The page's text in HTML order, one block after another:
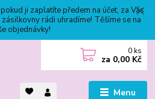
ji zaplatíte předem na účet, za Vás
rádi uhradíme! Těšíme se na
objednávky!
Menu
0 ks
za 0,00 Kč